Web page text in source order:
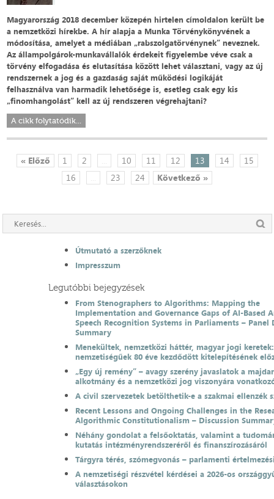
Magyarország 2018 december közepén hirtelen címoldalon került be
a nemzetközi hírekbe. A hír alapja a Munka Törvénykönyvének a
módosítása, amelyet a médiában „rabszolgatörvénynek” neveznek.
Az állampolgárok-munkavállalók érdekeit figyelembe véve csak a
törvény elfogadása és elutasítása között lehet választani, vagy az új
rendszernek a jog és a gazdaság saját működési logikáját
felhasználva van harmadik lehetősége is, esetleg csak egy kis
„finomhangolást” kell az új rendszeren végrehajtani?
A cikk folytatódik...
« Előző 1 2 ... 10 11 12 13 14
15
16
... 23 24 Következő »
Útmutató a szerzőknek
Impresszum
Legutóbbi bejegyzések
From Stenographers to Algorithms: Mapping the
Implementation and Governance Gaps of AI-Based
Speech Recognition Systems in Parliaments – Panel
Summary
Menekültek, nemzetközi háttér, magyar jogi
nemzetiségűek 80 éve kezdődött kitelepítésének
„Egy új remény” – avagy szerény javaslatok a
alkotmány és a nemzetközi jog viszonyára
A civil szervezetek betölthetik-e a szakmai ellenzék
Recent Lessons and Ongoing Challenges in the
Algorithmic Constitutionalism – Discussion
Néhány gondolat a felsőoktatás, valamint a
kutatás intézményrendszeréről és finanszírozásáról
Tárgyra térés, szómegvonás – parlamenti
A nemzetiségi részvétel kérdései a 2026-os
választásokon